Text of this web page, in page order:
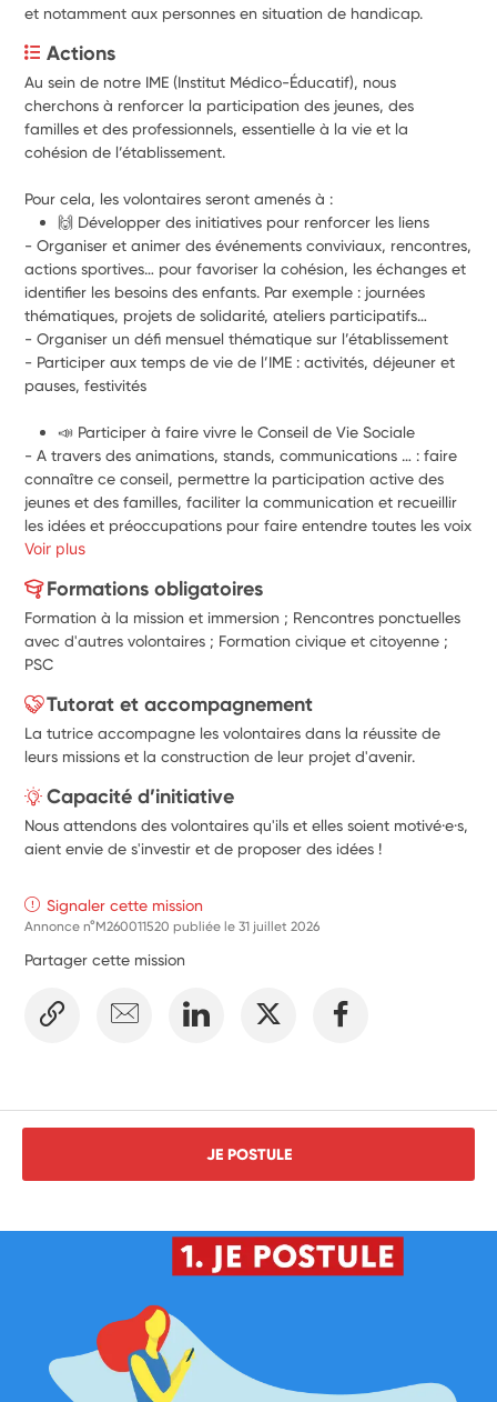
et notamment aux personnes en situation de handicap.
Actions
Au sein de notre IME (Institut Médico-Éducatif), nous
cherchons à renforcer la participation des jeunes, des
familles et des professionnels, essentielle à la vie et la
Pour cela, les volontaires seront amenés à :
🙌 Développer des initiatives pour renforcer les liens
- Organiser et animer des événements conviviaux, rencontres,
actions sportives… pour favoriser la cohésion, les échanges et
identifier les besoins des enfants. Par exemple : journées
thématiques, projets de solidarité, ateliers participatifs…
- Organiser un défi mensuel thématique sur l’établissement
- Participer aux temps de vie de l’IME : activités, déjeuner et
pauses, festivités
📣 Participer à faire vivre le Conseil de Vie Sociale
- A travers des animations, stands, communications … : faire
connaître ce conseil, permettre la participation active des
jeunes et des familles, faciliter la communication et recueillir
les idées et préoccupations pour faire entendre toutes les voix
Voir plus
Formations obligatoires
Formation à la mission et immersion ; Rencontres ponctuelles
avec d'autres volontaires ; Formation civique et citoyenne ;
PSC
Tutorat et accompagnement
La tutrice accompagne les volontaires dans la réussite de
leurs missions et la construction de leur projet d'avenir.
Capacité d’initiative
Nous attendons des volontaires qu'ils et elles soient motivé·e·s,
aient envie de s'investir et de proposer des idées !
Signaler cette mission
Annonce n°M260011520 publiée le31 juillet 2026
Partager cette mission
JE POSTULE